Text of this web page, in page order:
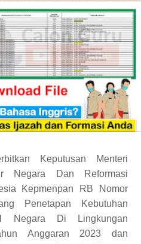
Keputusan Menteri
Negara Dan Reformasi
Kepmenpan RB Nomor
Penetapan Kebutuhan
Negara Di Lingkungan
Anggaran 2023 dan